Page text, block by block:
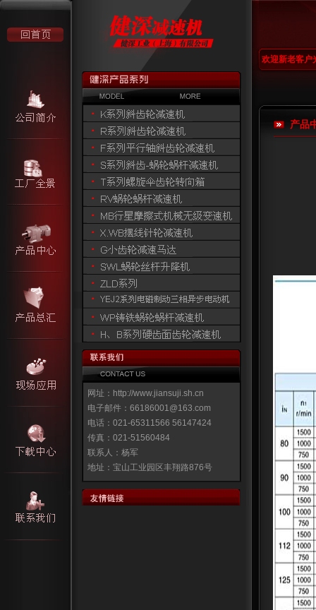
网址：http://www.jiansuji.sh.cn
电子邮件：66186001@163.com
电话：021-65311566 56147424
传真：021-51560484
联系人：杨军
地址：宝山工业园区丰翔路876号
欢迎新老客户
产品